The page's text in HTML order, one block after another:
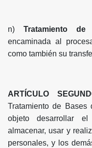
n) Tratamiento
encaminada al
como también su
ARTÍCULO
Tratamiento de
objeto desarrollar el
almacenar, usar y
personales, y los